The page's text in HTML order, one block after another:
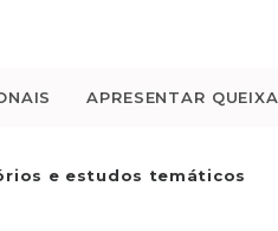
APRESENTAR QUEIXA
e estudos temáticos